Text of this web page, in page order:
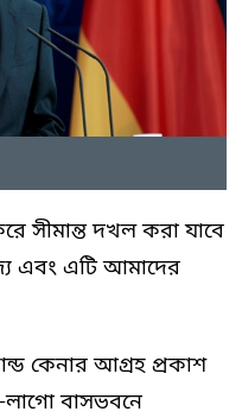
সীমান্ত দখল করা যাবে
এবং এটি আমাদের
কেনার আগ্রহ প্রকাশ
লাগো বাসভবনে